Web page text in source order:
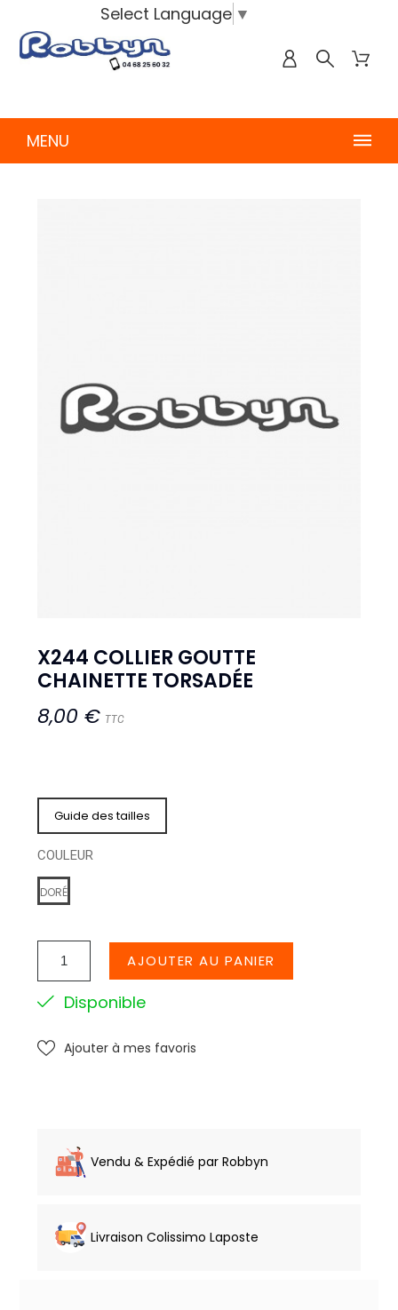
Select Language ▼
MENU
X244 COLLIER GOUTTE
CHAINETTE TORSADÉE
8,00 € TTC
Guide des tailles
COULEUR
DORÉ
AJOUTER AU PANIER
Disponible
Ajouter à mes favoris
Vendu & Expédié par Robbyn
Livraison Colissimo Laposte